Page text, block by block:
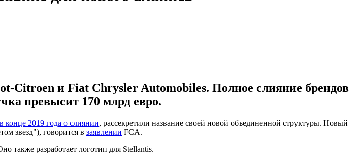
Citroen и Fiat Chrysler Automobiles. Полное слияние брендов
превысит 170 млрд евро.
конце 2019 года о слиянии, рассекретили название своей новой объединенной структуры. Новый
звезд"), говорится в заявлении FCA.
также разработает логотип для Stellantis.